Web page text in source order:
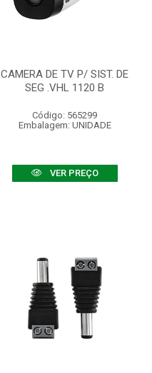
CAMERA DE TV P/ SIST. DE
SEG .VHL 1120 B
Código: 565299
Embalagem: UNIDADE
VER PREÇO